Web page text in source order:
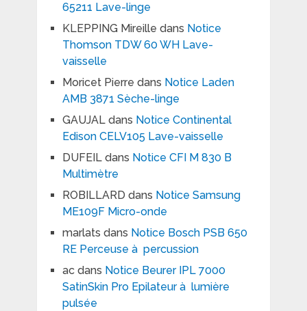
65211 Lave-linge
KLEPPING Mireille dans Notice
Thomson TDW 60 WH Lave-
vaisselle
Moricet Pierre dans Notice Laden
AMB 3871 Sèche-linge
GAUJALdans Notice Continental
Edison CELV105 Lave-vaisselle
DUFEILdans Notice CFI M 830 B
Multimètre
ROBILLARD dans Notice Samsung
ME109F Micro-onde
marlats dans Notice Bosch PSB 650
RE Perceuse à percussion
acdans Notice Beurer IPL 7000
SatinSkin Pro Epilateur à lumière
pulsée